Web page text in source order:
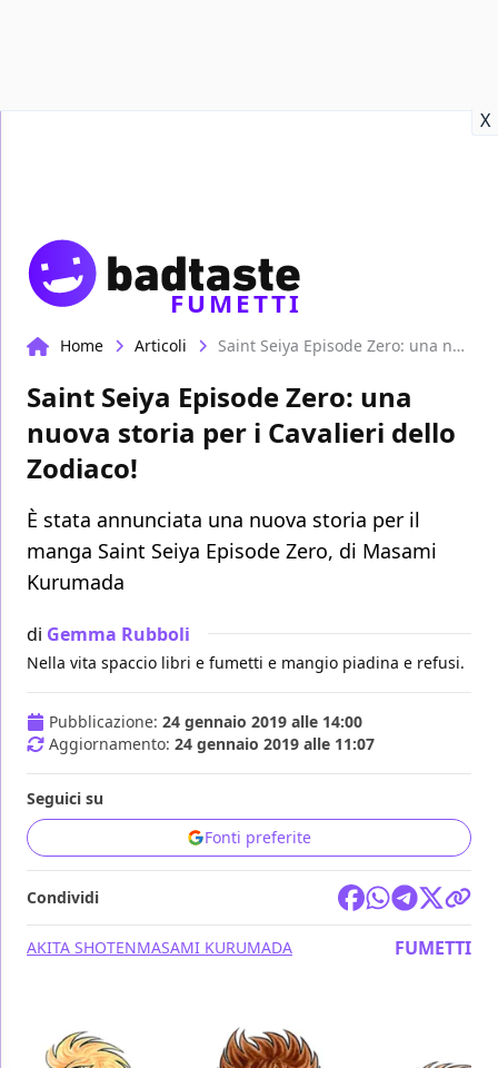
X
FUMETTI
Home Articoli Saint Seiya Episode Zero: una nuova storia per i Cavalieri dello Zodiaco!
Saint Seiya Episode Zero: una
nuova storia per i Cavalieri dello
Zodiaco!
È stata annunciata una nuova storia per il
manga Saint Seiya Episode Zero, di Masami
Kurumada
di Gemma Rubboli
Nella vita spaccio libri e fumetti e mangio piadina e refusi.
Pubblicazione: 24 gennaio 2019 alle 14:00
Aggiornamento: 24 gennaio 2019 alle 11:07
Seguici su
Fonti preferite
Condividi
AKITA SHOTENMASAMI KURUMADA FUMETTI